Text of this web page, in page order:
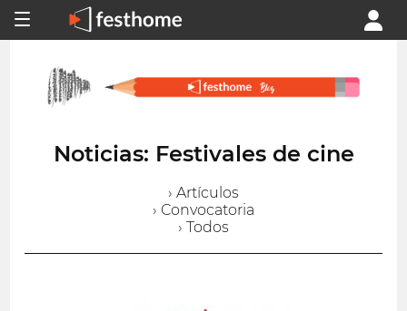
Noticias: Festivales de cine
› Artículos
› Convocatoria
› Todos